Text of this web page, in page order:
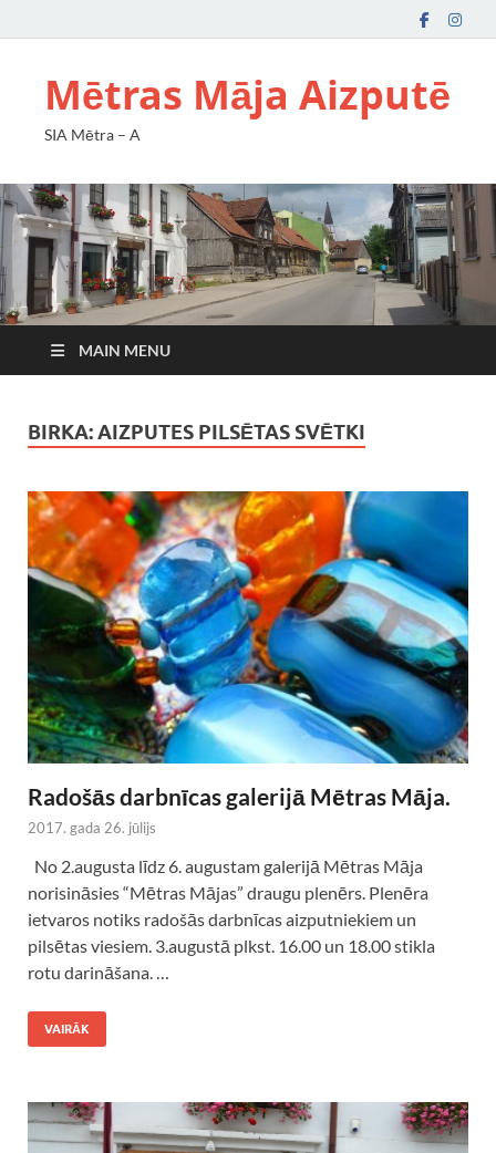
Mētras Māja Aizputē
SIA Mētra – A
MAIN MENU
BIRKA:AIZPUTES PILSĒTAS SVĒTKI
Radošās darbnīcas galerijā Mētras Māja.
2017. gada 26. jūlijs
No 2.augusta līdz 6. augustam galerijā Mētras Māja
norisināsies “Mētras Mājas” draugu plenērs. Plenēra
ietvaros notiks radošās darbnīcas aizputniekiem un
pilsētas viesiem. 3.augustā plkst. 16.00 un 18.00 stikla
rotu darināšana. …
VAIRĀK